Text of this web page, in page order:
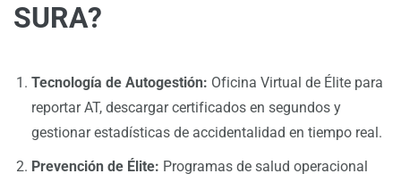
SURA?
Tecnología de Autogestión: Oficina Virtual de Élite para
reportar AT, descargar certificados en segundos y
gestionar estadísticas de accidentalidad en tiempo real.
Prevención de Élite: Programas de salud operacional